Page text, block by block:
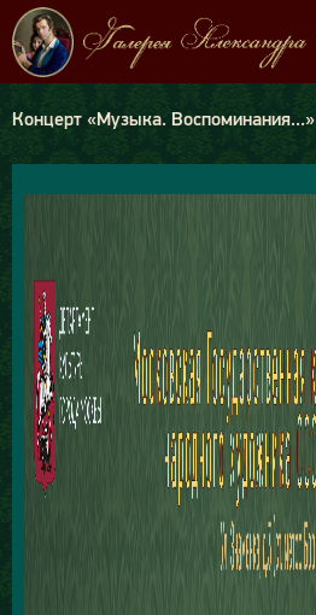
Концерт «Музыка. Воспоминания...»